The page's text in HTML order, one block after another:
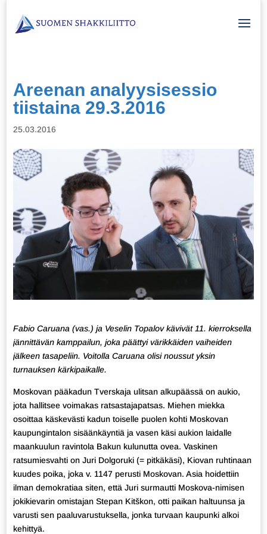
Areenan analyysisessio
tiistaina 29.3.2016
25.03.2016
Fabio Caruana (vas.) ja Veselin Topalov kävivät 11. kierroksella
jännittävän kamppailun, joka päättyi värikkäiden vaiheiden
jälkeen tasapeliin. Voitolla Caruana olisi noussut yksin
turnauksen kärkipaikalle.
Moskovan pääkadun Tverskaja ulitsan alkupäässä on aukio,
jota hallitsee voimakas ratsastajapatsas. Miehen miekka
osoittaa käskevästi kadun toiselle puolen kohti Moskovan
kaupungintalon sisäänkäyntiä ja vasen käsi aukion laidalle
maankuulun ravintola Bakun kulunutta ovea. Vaskinen
ratsumiesvahti on Juri Dolgoruki (= pitkäkäsi), Kiovan ruhtinaan
kuudes poika, joka v. 1147 perusti Moskovan. Asia hoidettiin
ilman demokratiaa siten, että Juri surmautti Moskova-nimisen
jokikievarin omistajan Stepan Kitškon, otti paikan haltuunsa ja
varusti sen paaluvarustuksella, jonka turvaan kaupunki alkoi
kehittyä.